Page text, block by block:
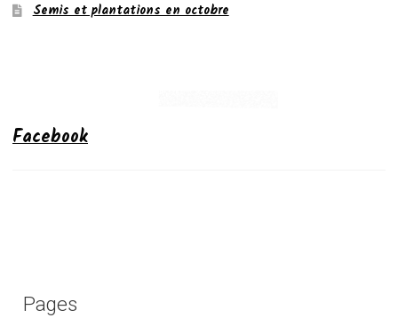
Semis et plantations en octobre
Facebook
Pages